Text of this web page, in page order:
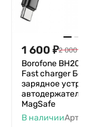
1 600 ₽2 000
Borofone BH207
Fast charger
зарядное
автодержатель с
MagSafe
В наличии